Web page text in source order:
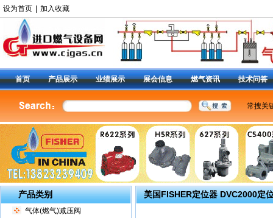
设为首页 加入收藏
首页 产品展示 业绩展示 展会信息 燃气资讯 技术问答
常搜关
燃气调
减压阀
|
定位器 |
产品类别
气体(燃气)减压阀
美国FISHER定位器 DVC2000定